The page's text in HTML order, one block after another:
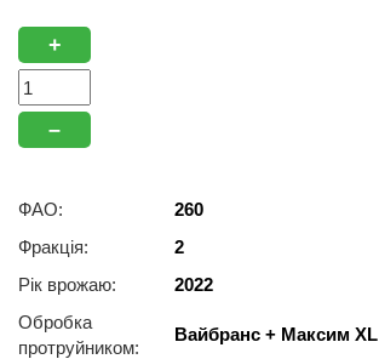
+
–
ФАО:
260
Фракція:
2
Рік врожаю:
2022
Обробка
протруйником:
Вайбранс + Максим XL